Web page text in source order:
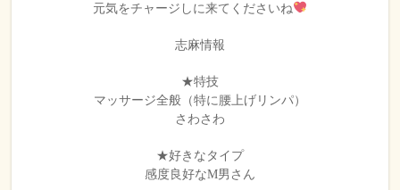
元気をチャージしに来てくださいね
志麻情報
★特技
マッサージ全般（特に腰上げリンパ）
さわさわ
★好きなタイプ
感度良好なM男さん